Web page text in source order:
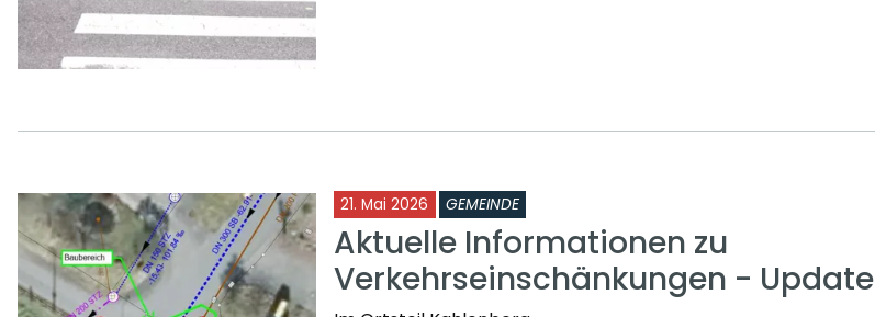
21. Mai 2026 GEMEINDE
Aktuelle Informationen zu
Verkehrseinschänkungen - Update